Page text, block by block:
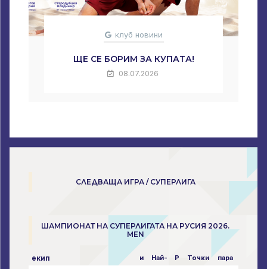
клуб новини
ЩЕ СЕ БОРИМ ЗА КУПАТА!
08.07.2026
СЛЕДВАЩА ИГРА / СУПЕРЛИГА
ШАМПИОНАТ НА СУПЕРЛИГАТА НА РУСИЯ 2026.
MEN
екип и Най- P Точки пара